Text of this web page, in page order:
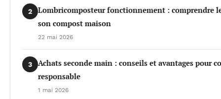
2
Lombricomposteur fonctionnement : comprendre
son compost maison
22 mai 2026
3
Achats seconde main : conseils et avantages pour
responsable
1 mai 2026